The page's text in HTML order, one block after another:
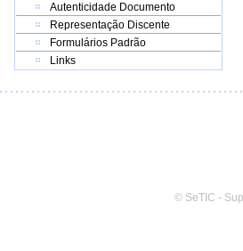
Autenticidade Documento
Representação Discente
Formulários Padrão
Links
© SeTIC -